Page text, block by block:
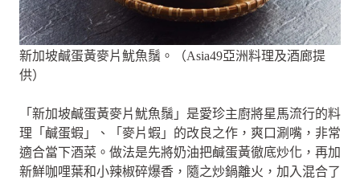
新加坡鹹蛋黃麥片魷魚鬚。（Asia49亞洲料理及酒廊提
供）
「新加坡鹹蛋黃麥片魷魚鬚」是愛珍主廚將星馬流行的料
理「鹹蛋蝦」、「麥片蝦」的改良之作，爽口涮嘴，非常
適合當下酒菜。做法是先將奶油把鹹蛋黃徹底炒化，再加
新鮮咖哩葉和小辣椒碎爆香，隨之炒鍋離火，加入混合了